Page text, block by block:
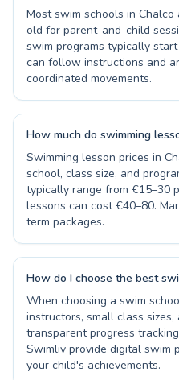
Most swim schools in
old for parent-and-child
swim programs typically
can follow instructions and
coordinated movements.
How much do swimming
Swimming lesson prices in
school, class size, and
typically range from €15–30
lessons can cost €40–80.
term packages.
How do I choose the best
When choosing a swim
instructors, small class
transparent progress
Swimliv provide digital swim
your child's achievements.